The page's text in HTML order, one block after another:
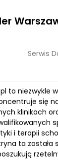
Serwis
to niezwykle
się
klinikach
i terapii
ta została